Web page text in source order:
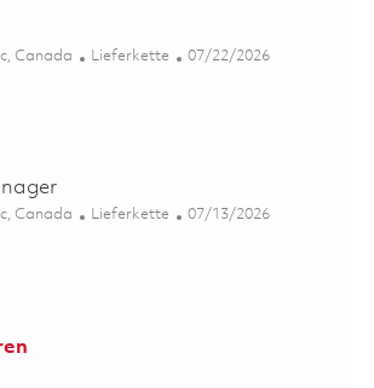
Canada Kategorie
Lieferkette Posted Date
07/22/2026
NPI Buyer 01858707
Canada Kategorie
Lieferkette Posted Date
07/13/2026
Account Manager 01857259